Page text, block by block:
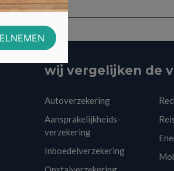
wij vergelijken de
Autoverzekering
Aansprakelijkheids-
verzekering
Inboedelverzekering